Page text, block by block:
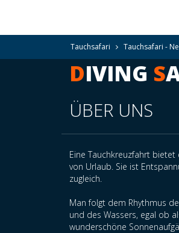
Tauchsafari Tauchsafari -
DIVING S
ÜBER UNS
Eine Tauchkreuzfahrt
von Urlaub. Sie ist
zugleich.
Man folgt dem Rhythmus
und des Wassers, egal ob
wunderschöne